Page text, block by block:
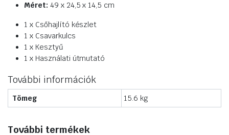
Méret: 49 x 24,5 x 14,5 cm
1 x Csőhajlító készlet
1 x Csavarkulcs
1 x Kesztyű
1 x Használati útmutató
További információk
Tömeg 15.6 kg
További termékek